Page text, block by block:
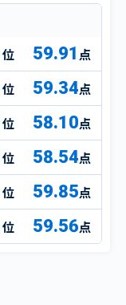
59.91 点
59.34点
58.10点
58.54点
59.85点
59.56点